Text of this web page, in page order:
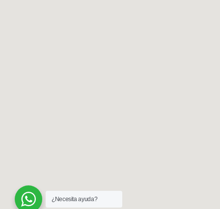
¿Necesita ayuda?